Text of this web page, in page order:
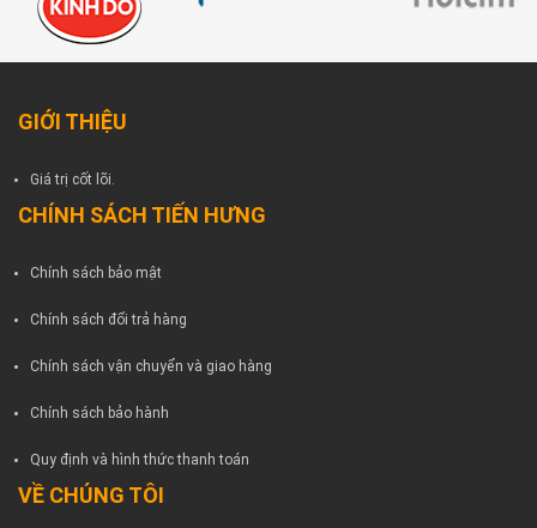
GIỚI THIỆU
Giá trị cốt lõi.
CHÍNH SÁCH TIẾN HƯNG
Chính sách bảo mật
Chính sách đổi trả hàng
Chính sách vận chuyển và giao hàng
Chính sách bảo hành
Quy định và hình thức thanh toán
VỀ CHÚNG TÔI